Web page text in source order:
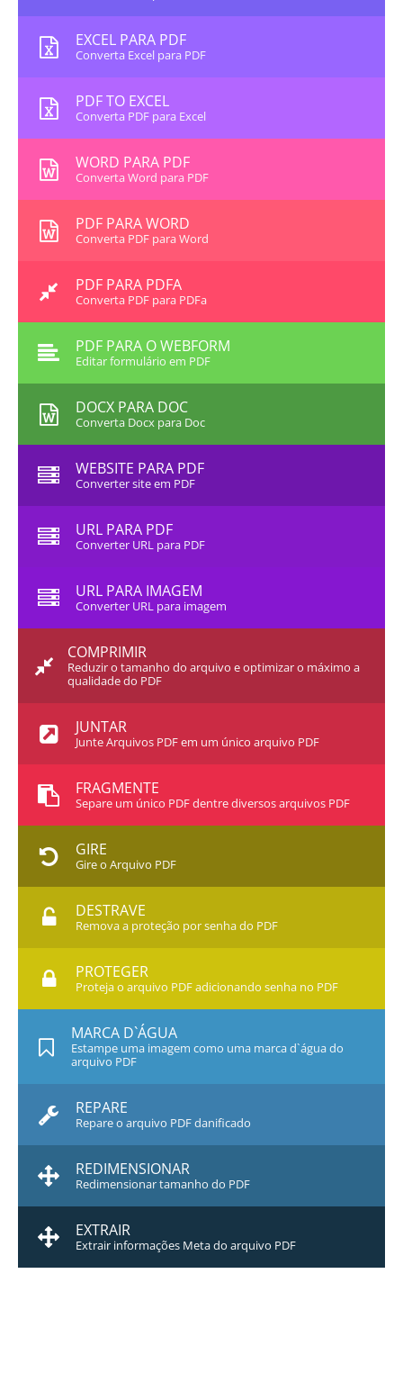
EXCEL PARA PDF
Converta Excel para PDF
PDF TO EXCEL
Converta PDF para Excel
WORD PARA PDF
Converta Word para PDF
PDF PARA WORD
Converta PDF para Word
PDF PARA PDFA
Converta PDF para PDFa
PDF PARA O WEBFORM
Editar formulário em PDF
DOCX PARA DOC
Converta Docx para Doc
WEBSITE PARA PDF
Converter site em PDF
URL PARA PDF
Converter URL para PDF
URL PARA IMAGEM
Converter URL para imagem
COMPRIMIR
Reduzir o tamanho do arquivo e optimizar o máximo a
qualidade do PDF
JUNTAR
Junte Arquivos PDF em um único arquivo PDF
FRAGMENTE
Separe um único PDF dentre diversos arquivos PDF
GIRE
Gire o Arquivo PDF
DESTRAVE
Remova a proteção por senha do PDF
PROTEGER
Proteja o arquivo PDF adicionando senha no PDF
MARCA D`ÁGUA
Estampe uma imagem como uma marca d`água do
arquivo PDF
REPARE
Repare o arquivo PDF danificado
REDIMENSIONAR
Redimensionar tamanho do PDF
EXTRAIR
Extrair informações Meta do arquivo PDF